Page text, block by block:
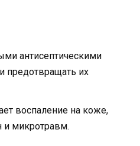
антисептическими
предотвращать их
воспаление на коже,
и микротравм.